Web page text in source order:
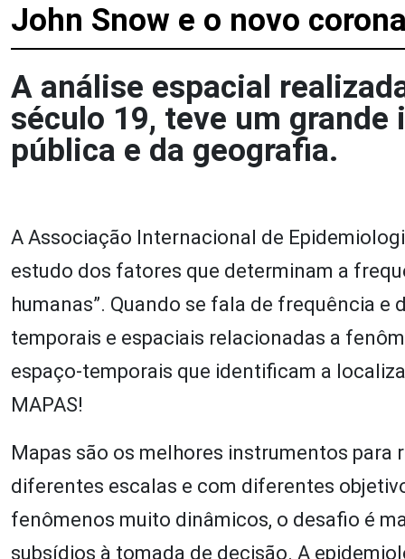
John Snow e o novo
A análise espacial
século 19, teve um
pública e da geografia.
A Associação Internacional de
estudo dos fatores que determinam a
humanas”. Quando se fala de frequência
temporais e espaciais relacionadas a
espaço-temporais que identificam a
MAPAS!
Mapas são os melhores instrumentos
diferentes escalas e com diferentes
fenômenos muito dinâmicos, o desafio é
subsídios à tomada de decisão. A